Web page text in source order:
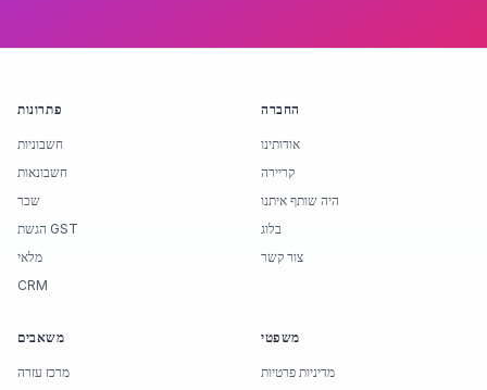
פתרונות
חשבוניות
חשבונאות
שכר
הגשת GST
מלאי
CRM
החברה
אודותינו
קריירה
היה שותף איתנו
בלוג
צור קשר
משאבים
מרכז עזרה
משפטי
מדיניות פרטיות